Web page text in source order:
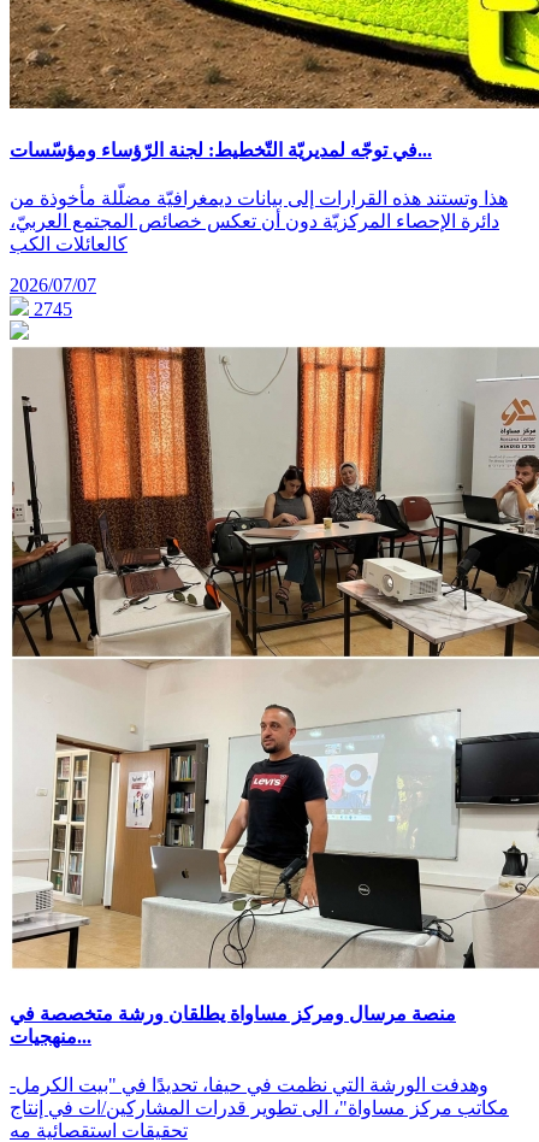
في توجّه لمديريّة التّخطيط: لجنة الرّؤساء ومؤسّسات...
هذا وتستند هذه القرارات إلى بيانات ديمغرافيّة مضلّلة مأخوذة من
دائرة الإحصاء المركزيّة دون أن تعكس خصائص المجتمع العربيّ،
كالعائلات الكب
2026/07/07
2745
منصة مرسال ومركز مساواة يطلقان ورشة متخصصة في
منهجيات...
وهدفت الورشة التي نظمت في حيفا، تحديدًا في "بيت الكرمل-
مكاتب مركز مساواة"، الى تطوير قدرات المشاركين/ات في إنتاج
تحقيقات استقصائية مه